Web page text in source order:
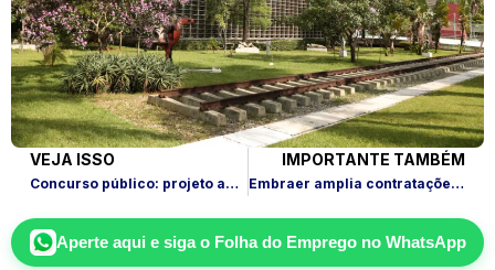
VEJA ISSO
Concurso público: projeto amplia acessibilidade para PcDs e TEA
IMPORTANTE TAMBÉM
Embraer amplia contratações com 107 vagas e foco em SP
Aperte aqui e siga o Folha do Empregono WhatsApp